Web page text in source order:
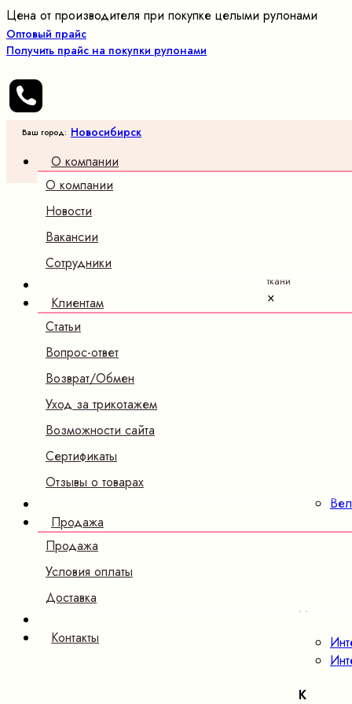
Цена от производителя при покупке целыми рулонами
Оптовый прайс
Получить прайс на покупки рулонами
Ваш город: Новосибирск
О компании
О компании
Новости
Вакансии
Сотрудники
Клиентам
Статьи
Вопрос-ответ
Возврат/Обмен
Уход за трикотажем
Возможности сайта
Сертификаты
Отзывы о товарах
Продажа
Продажа
Условия оплаты
Доставка
Контакты
ткани
×
Д
И
К